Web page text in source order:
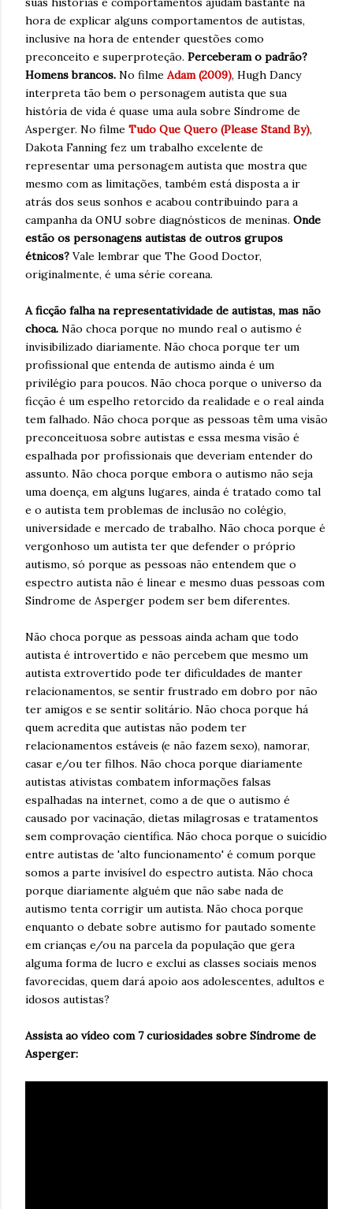
hora de explicar alguns comportamentos de autistas,
inclusive na hora de entender questões como
preconceito e superproteção. Perceberam o padrão?
Homens brancos. No filme Adam (2009), Hugh Dancy
interpreta tão bem o personagem autista que sua
história de vida é quase uma aula sobre Síndrome de
Asperger. No filme Tudo Que Quero (Please Stand By),
Dakota Fanning fez um trabalho excelente de
representar uma personagem autista que mostra que
mesmo com as limitações, também está disposta a ir
atrás dos seus sonhos e acabou contribuindo para a
campanha da ONU sobre diagnósticos de meninas. Onde
estão os personagens autistas de outros grupos
étnicos? Vale lembrar que The Good Doctor,
originalmente, é uma série coreana.
A ficção falha na representatividade de autistas, mas não
choca. Não choca porque no mundo real o autismo é
invisibilizado diariamente. Não choca porque ter um
profissional que entenda de autismo ainda é um
privilégio para poucos. Não choca porque o universo da
ficção é um espelho retorcido da realidade e o real ainda
tem falhado. Não choca porque as pessoas têm uma visão
preconceituosa sobre autistas e essa mesma visão é
espalhada por profissionais que deveriam entender do
assunto. Não choca porque embora o autismo não seja
uma doença, em alguns lugares, ainda é tratado como tal
e o autista tem problemas de inclusão no colégio,
universidade e mercado de trabalho. Não choca porque é
vergonhoso um autista ter que defender o próprio
autismo, só porque as pessoas não entendem que o
espectro autista não é linear e mesmo duas pessoas com
Síndrome de Asperger podem ser bem diferentes.
Não choca porque as pessoas ainda acham que todo
autista é introvertido e não percebem que mesmo um
autista extrovertido pode ter dificuldades de manter
relacionamentos, se sentir frustrado em dobro por não
ter amigos e se sentir solitário. Não choca porque há
quem acredita que autistas não podem ter
relacionamentos estáveis (e não fazem sexo), namorar,
casar e/ou ter filhos. Não choca porque diariamente
autistas ativistas combatem informações falsas
espalhadas na internet, como a de que o autismo é
causado por vacinação, dietas milagrosas e tratamentos
sem comprovação científica. Não choca porque o suicídio
entre autistas de 'alto funcionamento' é comum porque
somos a parte invisível do espectro autista. Não choca
porque diariamente alguém que não sabe nada de
autismo tenta corrigir um autista. Não choca porque
enquanto o debate sobre autismo for pautado somente
em crianças e/ou na parcela da população que gera
alguma forma de lucro e exclui as classes sociais menos
favorecidas, quem dará apoio aos adolescentes, adultos e
idosos autistas?
Assista ao vídeo com 7 curiosidades sobre Síndrome de
Asperger: